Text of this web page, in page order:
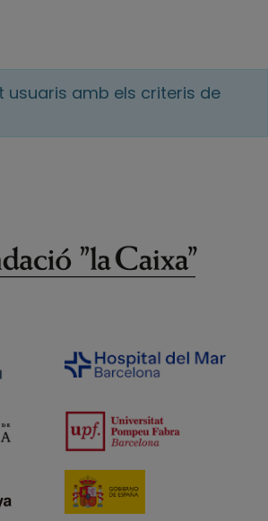
usuaris amb els criteris de